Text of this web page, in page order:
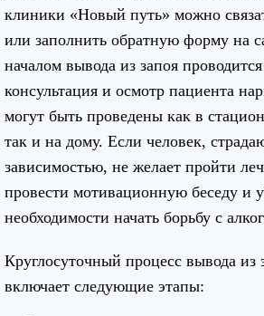
клиники «Новый путь» можно
или заполнить обратную форму на
началом вывода из запоя
консультация и осмотр пациента
могут быть проведены как в
так и на дому. Если человек,
зависимостью, не желает пройти
провести мотивационную беседу и
необходимости начать борьбу с
Круглосуточный процесс вывода из
включает следующие этапы: